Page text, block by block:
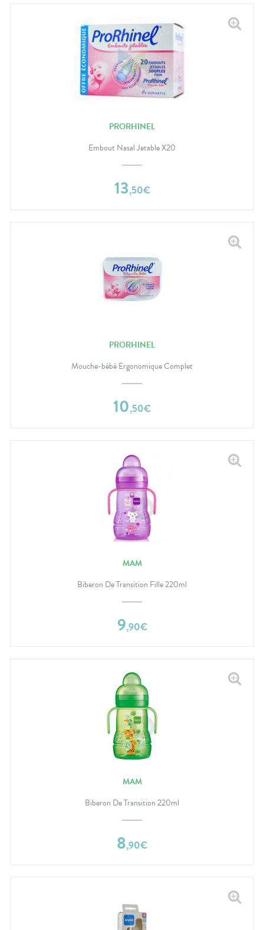
PRORHINEL
Embout Nasal Jetable X20
13,50€
PRORHINEL
Mouche-bébé Ergonomique Complet
10,50€
MAM
Biberon De Transition Fille 220ml
9,90€
MAM
Biberon De Transition 220ml
8,90€